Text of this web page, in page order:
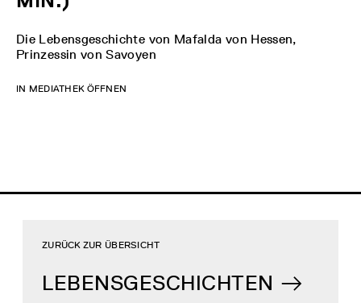
Die Lebensgeschichte von Mafalda von Hessen,
Prinzessin von Savoyen
IN MEDIATHEK ÖFFNEN
LEBENSGESCHICHTEN
ZURÜCK ZUR ÜBERSICHT